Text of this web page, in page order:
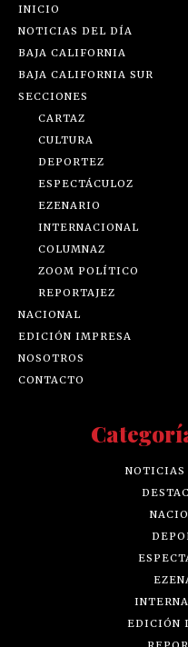
INICIO
NOTICIAS DEL DÍA
BAJA CALIFORNIA
BAJA CALIFORNIA SUR
SECCIONES
CARTAZ
CULTURA
DEPORTEZ
ESPECTÁCULOZ
EZENARIO
INTERNACIONAL
COLUMNAZ
ZOOM POLÍTICO
REPORTAJEZ
NACIONAL
EDICIÓN IMPRESA
NOSOTROS
CONTACTO
EDICIÓN